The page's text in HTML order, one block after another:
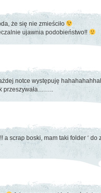
że się nie zmieściło
ujawnia podobieństwo!!
notce występuję
przeszywała……..
scrap boski, mam taki folder ‘ do